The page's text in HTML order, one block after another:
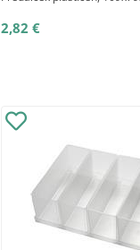
2,82 €